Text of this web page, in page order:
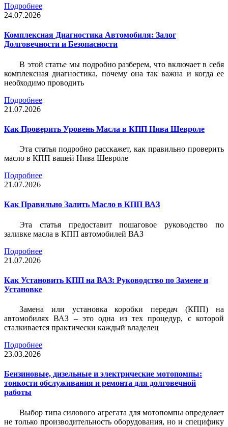
Подробнее
24.07.2026
Комплексная Диагностика Автомобиля: Залог
Долговечности и Безопасности
В этой статье мы подробно разберем, что включает в себя
комплексная диагностика, почему она так важна и когда ее
необходимо проводить
Подробнее
21.07.2026
Как Проверить Уровень Масла в КПП Нива Шевроле
Эта статья подробно расскажет, как правильно проверить
масло в КПП вашей Нива Шевроле
Подробнее
21.07.2026
Как Правильно Залить Масло в КПП ВАЗ
Эта статья предоставит пошаговое руководство по
заливке масла в КПП автомобилей ВАЗ
Подробнее
21.07.2026
Как Установить КПП на ВАЗ: Руководство по Замене и
Установке
Замена или установка коробки передач (КПП) на
автомобилях ВАЗ – это одна из тех процедур, с которой
сталкивается практически каждый владелец
Подробнее
23.03.2026
Бензиновые, дизельные и электрические мотопомпы:
тонкости обслуживания и ремонта для долговечной
работы
Выбор типа силового агрегата для мотопомпы определяет
не только производительность оборудования, но и специфику